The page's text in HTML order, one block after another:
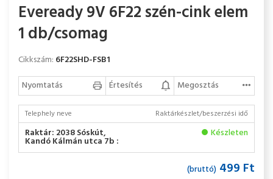
Eveready 9V 6F22 szén-cink elem
1 db/csomag
Cikkszám: 6F22SHD-FSB1
Nyomtatás
Értesítés Megosztás
Telephely neve Raktárkészlet/beszerzési idő
Raktár: 2038 Sóskút,
Kandó Kálmán utca 7b :
Készleten
(bruttó) 499 Ft